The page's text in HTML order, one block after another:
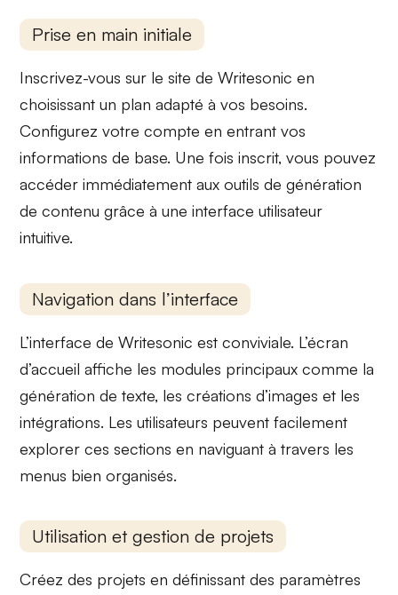
Prise en main initiale
Inscrivez-vous sur le site de Writesonic en
choisissant un plan adapté à vos besoins.
Configurez votre compte en entrant vos
informations de base. Une fois inscrit, vous pouvez
accéder immédiatement auxoutils de génération
de contenu grâce à une interface utilisateur
intuitive.
Navigation dans l’interface
L’interface de Writesonic est conviviale. L’écran
d’accueil affiche les modules principaux comme la
génération de texte, les créations d’images et les
intégrations. Les utilisateurs peuvent facilement
explorer ces sections en naviguant à travers les
menus bien organisés.
Utilisation et gestion de projets
Créez des projets en définissant des paramètres